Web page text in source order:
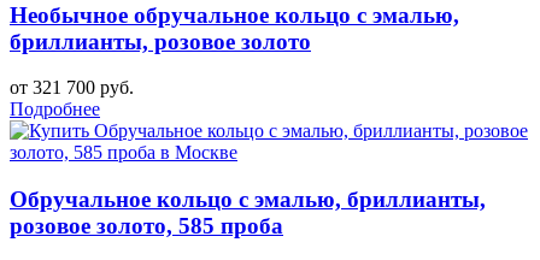
Необычное обручальное кольцо с эмалью,
бриллианты, розовое золото
от 321 700 руб.
Подробнее
Обручальное кольцо с эмалью, бриллианты,
розовое золото, 585 проба